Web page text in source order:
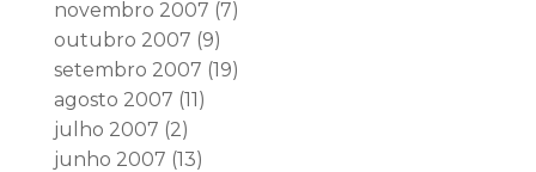
novembro 2007 (7)
outubro 2007 (9)
setembro 2007 (19)
agosto 2007 (11)
julho 2007 (2)
junho 2007 (13)